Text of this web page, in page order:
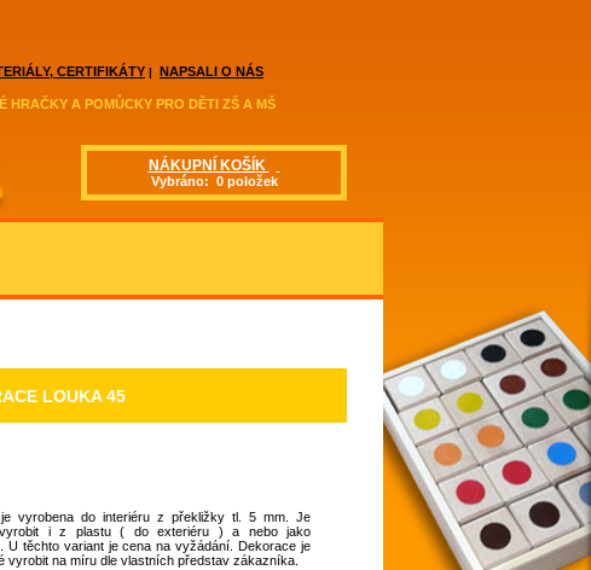
HRAČKY A POMŮCKY PRO DĚTI ZŠ A MŠ
CERTIFIKÁTY | NAPSALI O NÁS
NÁKUPNÍ KOŠÍK
Vybráno: 0 položek
LOUKA 45
je vyrobena do interiéru z překližky tl. 5 mm. Je
i z plastu ( do exteriéru ) a nebo jako
U těchto variant je cena na vyžádání. Dekorace je
vyrobit na míru dle vlastních představ zákazníka.